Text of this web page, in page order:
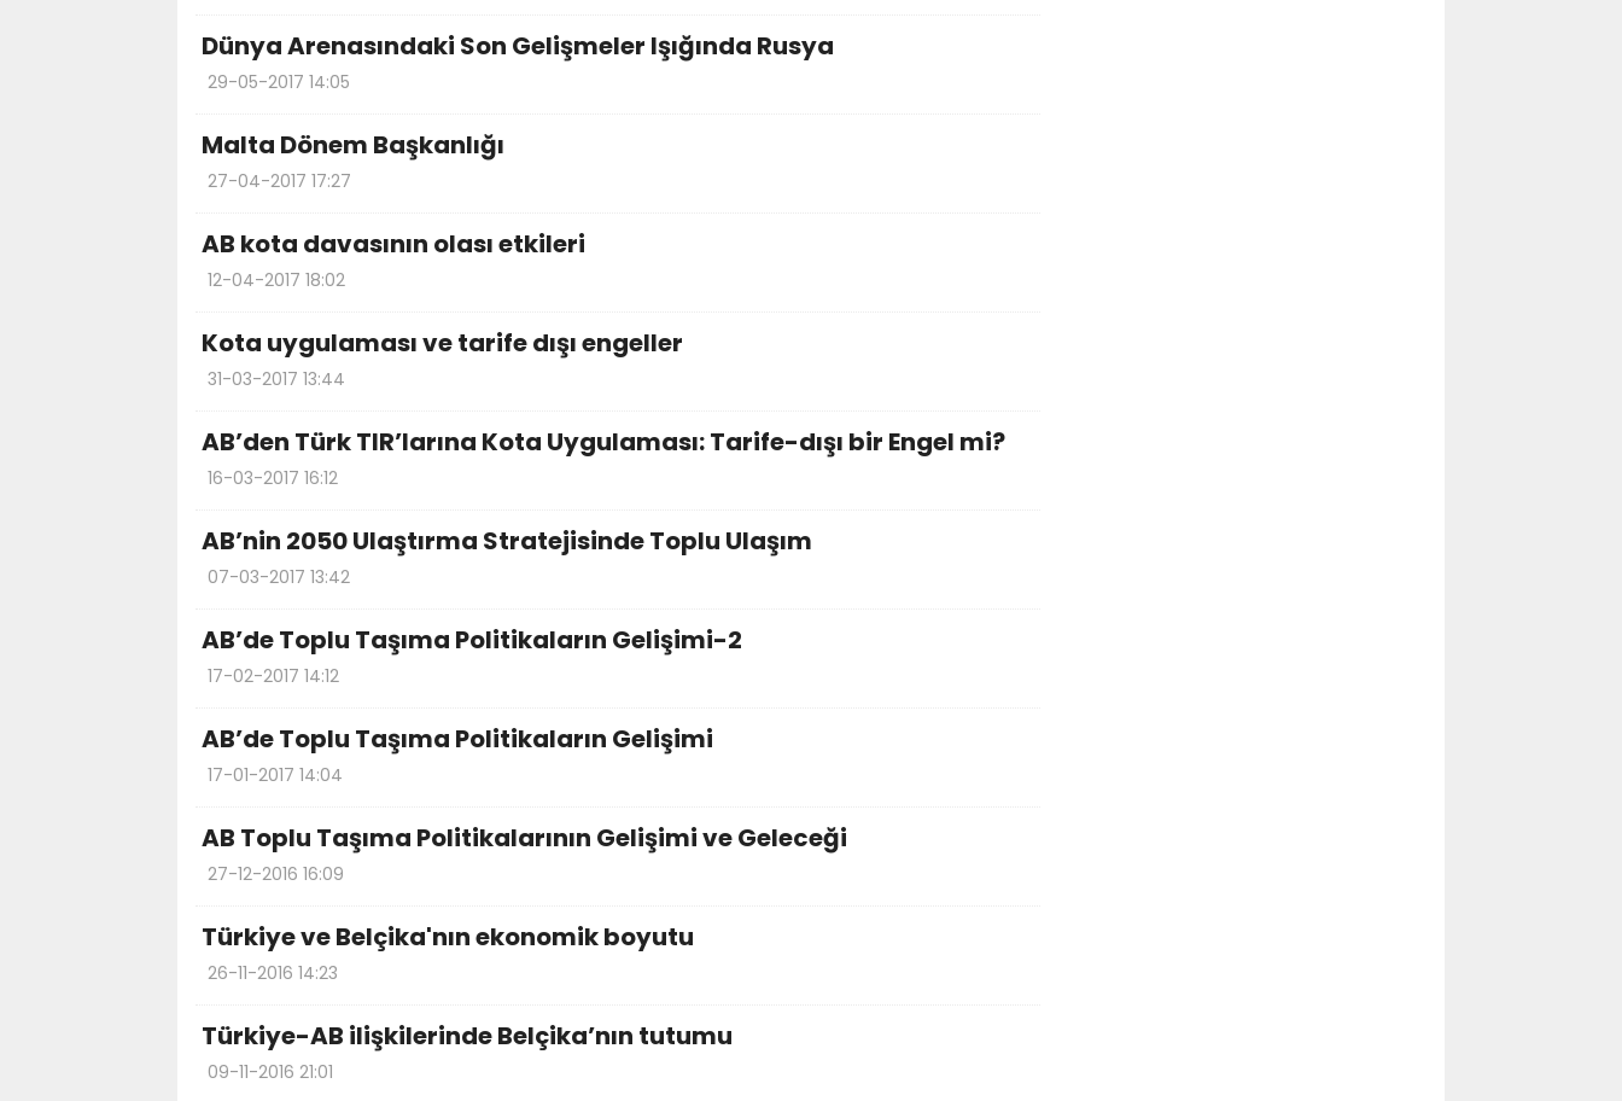
Dünya Arenasındaki Son Gelişmeler Işığında Rusya
29-05-2017 14:05
Malta Dönem Başkanlığı
27-04-2017 17:27
AB kota davasının olası etkileri
12-04-2017 18:02
Kota uygulaması ve tarife dışı engeller
31-03-2017 13:44
AB’den Türk TIR’larına Kota Uygulaması: Tarife-dışı bir Engel mi?
16-03-2017 16:12
AB’nin 2050 Ulaştırma Stratejisinde Toplu Ulaşım
07-03-2017 13:42
AB’de Toplu Taşıma Politikaların Gelişimi-2
17-02-2017 14:12
AB’de Toplu Taşıma Politikaların Gelişimi
17-01-2017 14:04
AB Toplu Taşıma Politikalarının Gelişimi ve Geleceği
27-12-2016 16:09
Türkiye ve Belçika'nın ekonomik boyutu
26-11-2016 14:23
Türkiye-AB ilişkilerinde Belçika’nın tutumu
09-11-2016 21:01